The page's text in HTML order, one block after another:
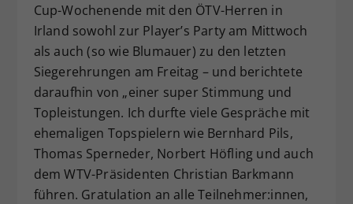
Cup-Wochenende mit den ÖTV-Herren in
Irland sowohl zur Player’s Party am Mittwoch
als auch (so wie Blumauer) zu den letzten
Siegerehrungen am Freitag – und berichtete
daraufhin von „einer super Stimmung und
Topleistungen. Ich durfte viele Gespräche mit
ehemaligen Topspielern wie Bernhard Pils,
Thomas Sperneder, Norbert Höfling und auch
dem WTV-Präsidenten Christian Barkmann
führen. Gratulation an alle Teilnehmer:innen,